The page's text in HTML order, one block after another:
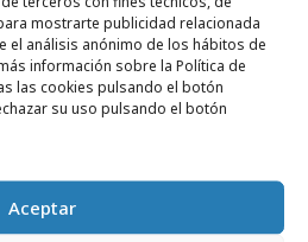
mostrarte publicidad relacionada
el análisis anónimo de los hábitos de
información sobre la Política de
las cookies pulsando el botón
su uso pulsando el botón
Aceptar